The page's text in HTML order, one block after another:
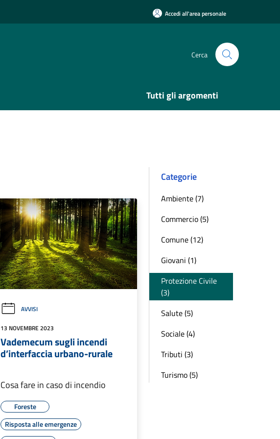
Accedi all'area personale
Cerca
Tutti gli argomenti
AVVISI
13 NOVEMBRE 2023
Vademecum sugli incendi
d’interfaccia urbano-rurale
Cosa fare in caso di incendio
Foreste
Risposta alle emergenze
Categorie
Ambiente (7)
Commercio (5)
Comune (12)
Giovani (1)
Protezione Civile
(3)
Salute (5)
Sociale (4)
Tributi (3)
Turismo (5)